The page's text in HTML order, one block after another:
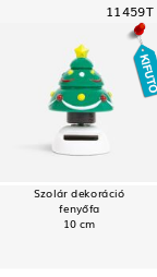
11459T
Szolár dekoráció
fenyőfa
10 cm